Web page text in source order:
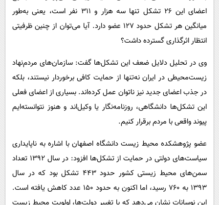
اعضای این ۲۶ تشکل تنها سه هزار و ۳۱۱ نفر است، یعنی به‌طور
میانگین هر تشکل حدود ۱۲۷ عضو دارد. آیا می‌توان از چنین ظرفیتی
انتظار اثرگذاری گسترده داشت؟
وی در تحلیل دلایل ضعف این تشکل‌ها گفت: سازمان‌های مردم‌نهاد
زیست‌محیطی در ایران نه‌تنها از حمایت کافی برخوردار نیستند، بلکه
در جذب اعضای جدید نیز ناتوان عمل کرده‌اند. بسیاری از اعضای فعلی
این تشکل‌ها دانشگاهی، روزنامه‌نگار یا وکیل‌اند و هنوز نتوانسته‌ایم
پیوند واقعی با مردم برقرار کنیم.
عضو پژوهشکده محیط زیست دانشگاه اصفهان با اشاره به ناپایداری
سیاست‌های دولتی در حمایت از تشکل‌ها افزود: در سال ۱۳۹۲ تعداد
سمن‌های محیط زیستی کشور حدود ۴۴۳ تشکل بود که در سال
۱۳۹۳ به ۷۶۰ رسید، اما اکنون به حدود ۱۵۰ عدد کاهش یافته است.